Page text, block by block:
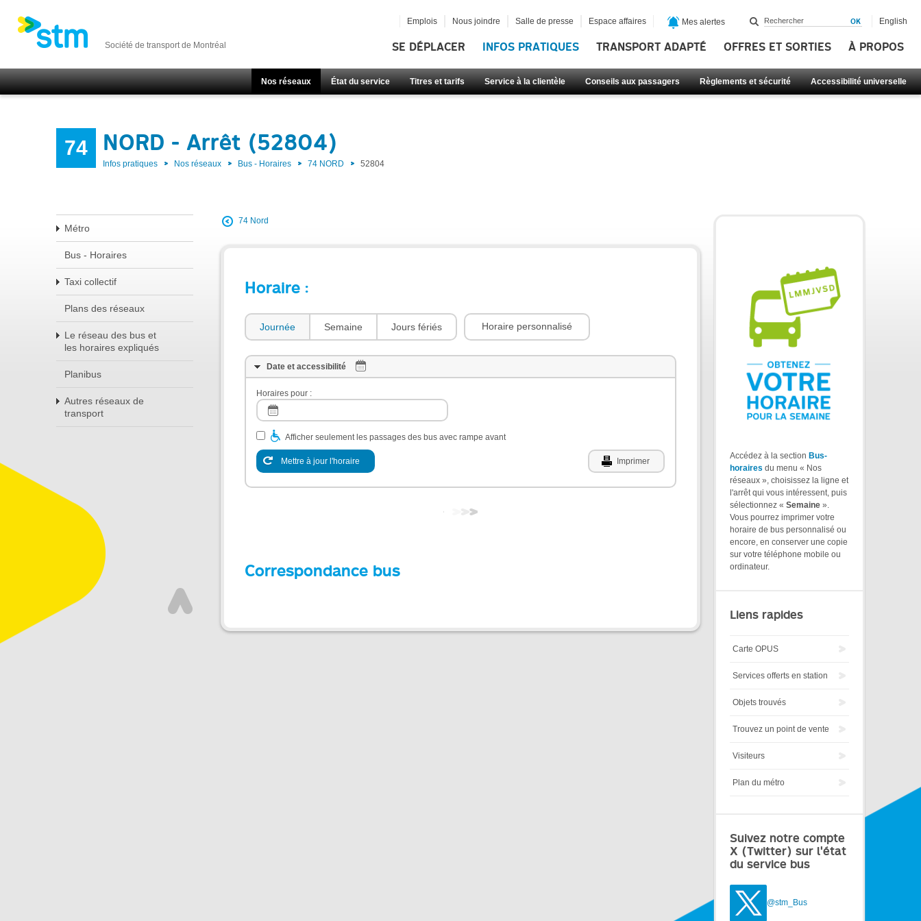
Société de transport de Montréal SE DÉPLACER INFOS PRATIQUES TRANSPORT ADAPTÉ OFFRES ET SORTIES À PROPOS
Nos réseaux État du service Titres et tarifs Service à la clientèle Conseils aux passagers Règlements et sécurité Accessibilité universelle
Emplois Nous joindre Salle de presse Espace affaires Mes alertes English
74 NORD - Arrêt (52804)
Infos pratiques Nos réseaux Bus - Horaires 74 NORD 52804
Métro
Bus - Horaires
Taxi collectif
Plans des réseaux
Le réseau des bus et
les horaires expliqués
Planibus
Autres réseaux de
transport
74 Nord
Horaire :
Journée Semaine Jours fériés Horaire personnalisé
Date et accessibilité
Horaires pour :
Afficher seulement les passages des bus avec rampe avant
Mettre à jour l'horaire Imprimer
Correspondance bus
Accédez à la section Bus-
horaires du menu « Nos
réseaux », choisissez la ligne et
l'arrêt qui vous intéressent, puis
sélectionnez « Semaine ».
Vous pourrez imprimer votre
horaire de bus personnalisé ou
encore, en conserver une copie
sur votre téléphone mobile ou
ordinateur.
Liens rapides
Carte OPUS
Services offerts en station
Objets trouvés
Trouvez un point de vente
Visiteurs
Plan du métro
Suivez notre compte
X (Twitter) sur l'état
du service bus
@stm_Bus